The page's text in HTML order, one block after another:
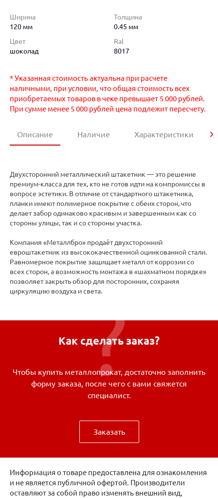
Ширина
120 мм
Толщина
0.45 мм
Цвет
шоколад
Ral
8017
* Указанная стоимость актуальна при расчете
наличными, при условии, что общая стоимость всех
приобретаемых товаров в чеке превышает 5 000 рублей.
При сумме менее 5 000 рублей цена подлежит пересчету.
Описание Наличие Характеристики
Двухсторонний металлический штакетник — это решение
премиум-класса для тех, кто не готов идти на компромиссы в
вопросе эстетики. В отличие от стандартного штакетника,
планки имеют полимерное покрытие с обеих сторон, что
делает забор одинаково красивым и завершенным как со
стороны улицы, так и со стороны участка.
Компания «Металлбро» продаёт двухсторонний
евроштакетник из высококачественной оцинкованной стали.
Равномерное покрытие защищает металл от коррозии со
всех сторон, а возможность монтажа в «шахматном порядке»
позволяет закрыть обзор для посторонних, сохраняя
циркуляцию воздуха и света.
Как сделать заказ?
Чтобы купить металлопрокат, достаточно заполнить
форму заказа, после чего с вами свяжется
специалист.
Заказать
Информация о товаре предоставлена для ознакомления
и не является публичной офертой. Производители
оставляют за собой право изменять внешний вид,